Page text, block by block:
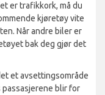
er trafikkork, må du
kjøretøy vite
Når andre biler er
bak deg gjør det
et avsettingsområde
passasjerene blir for